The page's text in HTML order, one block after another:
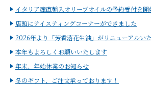
イタリア産直輸入オリーブオイルの予約受付を開
店頭にテイスティングコーナーができました
2026年より「芳香落花生油」がリニューアルい
本年もよろしくお願いいたします
年末、年始休業のお知らせ
冬のギフト、ご注文承っております！